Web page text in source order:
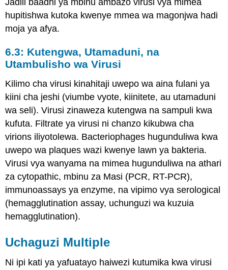
hupitishwa kutoka kwenye mmea wa magonjwa hadi
moja ya afya.
6.3: Kutengwa, Utamaduni, na
Utambulisho wa Virusi
Kilimo cha virusi kinahitaji uwepo wa aina fulani ya
kiini cha jeshi (viumbe vyote, kiinitete, au utamaduni
wa seli). Virusi zinaweza kutengwa na sampuli kwa
kufuta. Filtrate ya virusi ni chanzo kikubwa cha
virions iliyotolewa. Bacteriophages hugunduliwa kwa
uwepo wa plaques wazi kwenye lawn ya bakteria.
Virusi vya wanyama na mimea hugunduliwa na athari
za cytopathic, mbinu za Masi (PCR, RT-PCR),
immunoassays ya enzyme, na vipimo vya serological
(hemagglutination assay, uchunguzi wa kuzuia
hemagglutination).
Uchaguzi Multiple
Ni ipi kati ya yafuatayo haiwezi kutumika kwa virusi